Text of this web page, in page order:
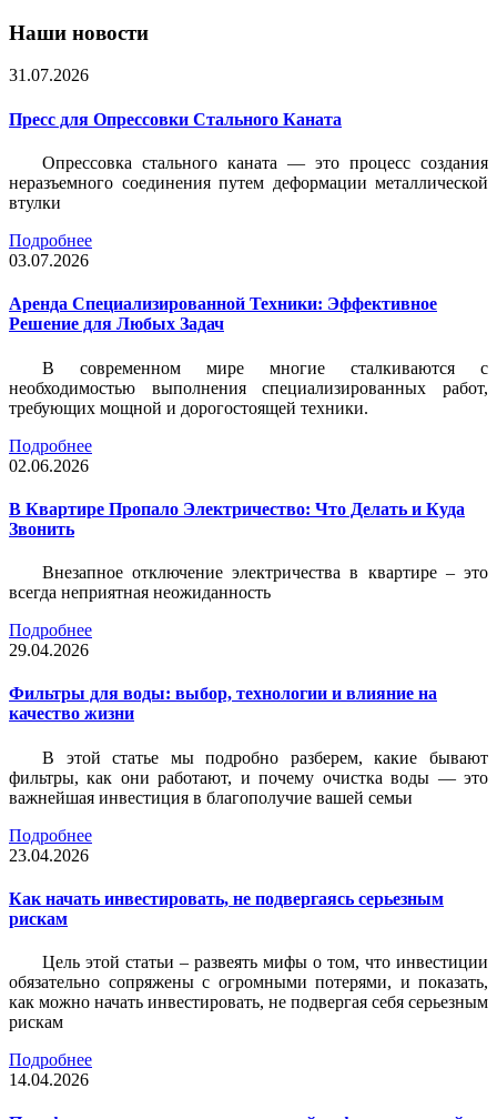
Наши новости
31.07.2026
Пресс для Опрессовки Стального Каната
Опрессовка стального каната — это процесс создания
неразъемного соединения путем деформации металлической
втулки
Подробнее
03.07.2026
Аренда Специализированной Техники: Эффективное
Решение для Любых Задач
В современном мире многие сталкиваются с
необходимостью выполнения специализированных работ,
требующих мощной и дорогостоящей техники.
Подробнее
02.06.2026
В Квартире Пропало Электричество: Что Делать и Куда
Звонить
Внезапное отключение электричества в квартире – это
всегда неприятная неожиданность
Подробнее
29.04.2026
Фильтры для воды: выбор, технологии и влияние на
качество жизни
В этой статье мы подробно разберем, какие бывают
фильтры, как они работают, и почему очистка воды — это
важнейшая инвестиция в благополучие вашей семьи
Подробнее
23.04.2026
Как начать инвестировать, не подвергаясь серьезным
рискам
Цель этой статьи – развеять мифы о том, что инвестиции
обязательно сопряжены с огромными потерями, и показать,
как можно начать инвестировать, не подвергая себя серьезным
рискам
Подробнее
14.04.2026